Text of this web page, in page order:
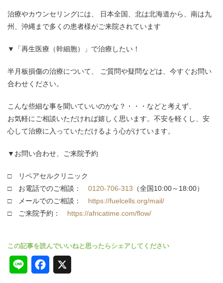
治療やカウンセリングには、 日本全国、北は北海道から、南は九
州、沖縄まで多くの患者様がご来院されています
▼「再生医療（幹細胞）」で治療したい！
半月板損傷の治療について、 ご質問や疑問などは、今すぐお問い
合わせください。
こんな些細な事を聞いていいのかな？・・・などと考えず、
お気軽にご相談いただければ嬉しく思います。不安を軽くし、安
心して治療に入っていただけるよう心がけています。
▼お問い合わせ、ご来院予約
□ リペアセルクリニック
□ お電話でのご相談： 0120-706-313 （全国10:00～18:00）
□ メールでのご相談： https://fuelcells.org/mail/
□ ご来院予約： https://africatime.com/flow/